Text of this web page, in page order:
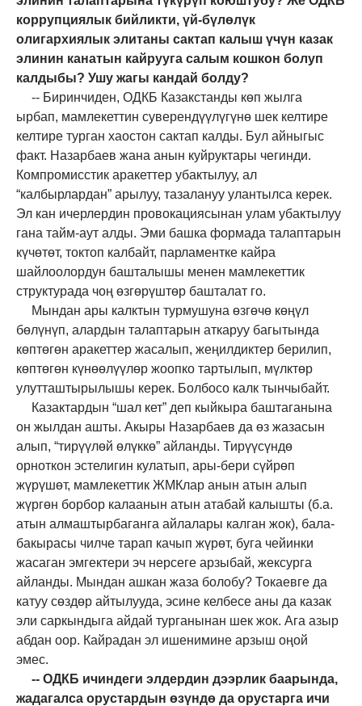
коррупциялык бийликти, үй-бүлөлүк
олигархиялык элитаны сактап калыш үчүн казак
элинин канатын кайрууга салым кошкон болуп
калдыбы? Ушу жагы кандай болду?
-- Биринчиден, ОДКБ Казакстанды көп жылга
ырбап, мамлекеттин суверендүүлүгүнө шек келтире
келтире турган хаостон сактап калды. Бул айныгыс
факт. Назарбаев жана анын куйруктары чегинди.
Компромисстик аракеттер убактылуу, ал
“калбырлардан” арылуу, тазалануу улантылса керек.
Эл кан ичерлердин провокациясынан улам убактылуу
гана тайм-аут алды. Эми башка формада талаптарын
күчөтөт, токтоп калбайт, парламентке кайра
шайлоолордун башталышы менен мамлекеттик
структурада чоң өзгөрүштөр башталат го.
Мындан ары калктын турмушуна өзгөчө көңүл
бөлүнүп, алардын талаптарын аткаруу багытында
көптөгөн аракеттер жасалып, жеңилдиктер берилип,
көптөгөн күнөөлүүлөр жоопко тартылып, мүлктөр
улутташтырылышы керек. Болбосо калк тынчыбайт.
Казактардын “шал кет” деп кыйкыра баштаганына
он жылдан ашты. Акыры Назарбаев да өз жазасын
алып, “тирүүлөй өлүккө” айланды. Тирүүсүндө
орноткон эстелигин кулатып, ары-бери сүйрөп
жүрүшөт, мамлекеттик ЖМКлар анын атын алып
жүргөн борбор калаанын атын атабай калышты (б.а.
атын алмаштырбаганга айлалары калган жок), бала-
бакырасы чилче тарап качып жүрөт, буга чейинки
жасаган эмгектери эч нерсеге арзыбай, жексурга
айланды. Мындан ашкан жаза болобу? Токаевге да
катуу сөздөр айтылууда, эсине келбесе аны да казак
эли саркындыга айдай турганынан шек жок. Ага азыр
абдан оор. Кайрадан эл ишенимине арзыш оңой
эмес.
-- ОДКБ ичиндеги элдердин дээрлик баарында,
жадагалса орустардын өзүндө да орустарга ичи